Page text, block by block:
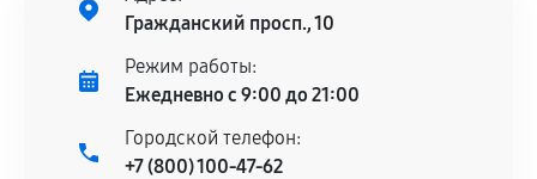
центром.
При этом гарантия на сами комплектующие
остается на стороне производителя или
сервисный центр ответственности не несет.
Гражданский просп., 10
Режим работы:
Ежедневно с 9:00 до 21:00
Городской телефон:
+7 (800) 100-47-62